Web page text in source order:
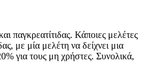
παγκρεατίτιδας. Κάποιες μελέτες
με μία μελέτη να δείχνει μια
για τους μη χρήστες. Συνολικά,